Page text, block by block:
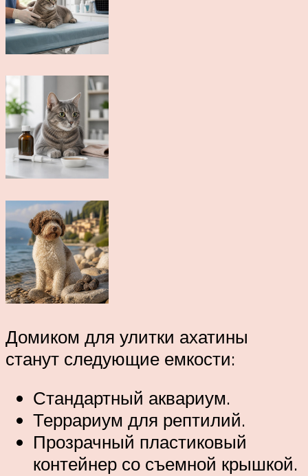
Домиком для улитки ахатины
станут следующие емкости:
Стандартный аквариум.
Террариум для рептилий.
Прозрачный пластиковый
контейнер со съемной крышкой.